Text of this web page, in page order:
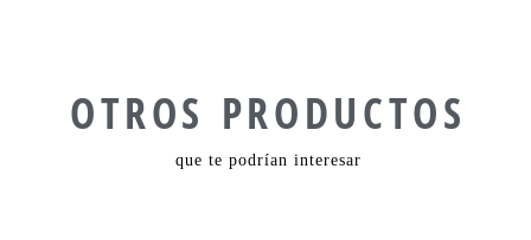
OTROS PRODUCTOS
que te podrían interesar